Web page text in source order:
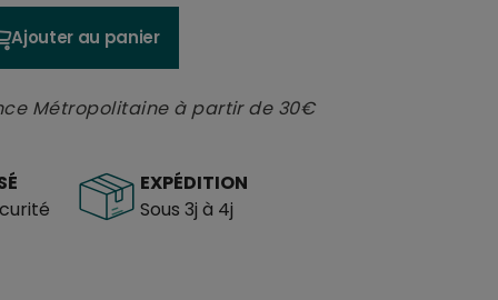
Ajouter au panier
Métropolitaine à partir de 30€
EXPÉDITION
Sous 3j à 4j